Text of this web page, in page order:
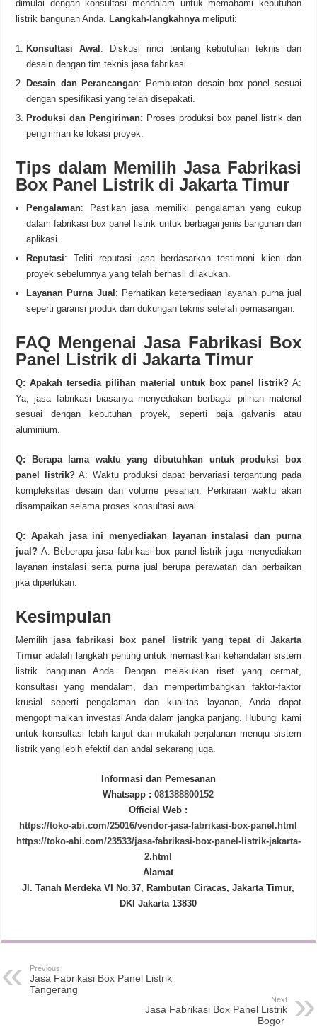
dimulai dengan konsultasi mendalam untuk memahami kebutuhan
listrik bangunan Anda. Langkah-langkahnyameliputi:
Konsultasi Awal : Diskusi rinci tentang kebutuhan teknis dan
desain dengan tim teknis jasa fabrikasi.
Desain dan Perancangan: Pembuatan desain box panel sesuai
dengan spesifikasi yang telah disepakati.
Produksi dan Pengiriman: Proses produksi box panel listrik dan
pengiriman ke lokasi proyek.
Tips dalam Memilih Jasa Fabrikasi
Box Panel Listrik di Jakarta Timur
Pengalaman: Pastikan jasa memiliki pengalaman yang cukup
dalam fabrikasi box panel listrik untuk berbagai jenis bangunan dan
aplikasi.
Reputasi: Teliti reputasi jasa berdasarkan testimoni klien dan
proyek sebelumnya yang telah berhasil dilakukan.
Layanan Purna Jual : Perhatikan ketersediaan layanan purna jual
seperti garansi produk dan dukungan teknis setelah pemasangan.
FAQ Mengenai Jasa Fabrikasi Box
Panel Listrik di Jakarta Timur
Q: Apakah tersedia pilihan material untuk box panel listrik?A:
Ya, jasa fabrikasi biasanya menyediakan berbagai pilihan material
sesuai dengan kebutuhan proyek, seperti baja galvanis atau
aluminium.
Q: Berapa lama waktu yang dibutuhkan untuk produksi box
panel listrik?A: Waktu produksi dapat bervariasi tergantung pada
kompleksitas desain dan volume pesanan. Perkiraan waktu akan
disampaikan selama proses konsultasi awal.
Q: Apakah jasa ini menyediakan layanan instalasi dan purna
jual? A: Beberapa jasa fabrikasi box panel listrik juga menyediakan
layanan instalasi serta purna jual berupa perawatan dan perbaikan
jika diperlukan.
Kesimpulan
Memilih jasa fabrikasi box panel listrik yang tepat di Jakarta
Timur adalah langkah penting untuk memastikan kehandalan sistem
listrik bangunan Anda. Dengan melakukan riset yang cermat,
konsultasi yang mendalam, dan mempertimbangkan faktor-faktor
krusial seperti pengalaman dan kualitas layanan, Anda dapat
mengoptimalkan investasi Anda dalam jangka panjang. Hubungi kami
untuk konsultasi lebih lanjut dan mulailah perjalanan menuju sistem
listrik yang lebih efektif dan andal sekarang juga.
Informasi dan Pemesanan
Whatsapp :081388800152
Official Web :
https://toko-abi.com/25016/vendor-jasa-fabrikasi-box-panel.html
https://toko-abi.com/23533/jasa-fabrikasi-box-panel-listrik-jakarta-
2.html
Alamat
Jl. Tanah Merdeka VI No.37, Rambutan Ciracas, Jakarta Timur,
DKI Jakarta 13830
Previous
Jasa Fabrikasi Box Panel Listrik
Tangerang
Next
Jasa Fabrikasi Box Panel Listrik
Bogor